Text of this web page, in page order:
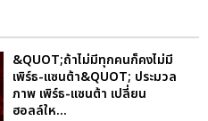
&QUOT;ถ้าไม่มีทุกคนก็คงไม่มี
เพิร์ธ-แซนต้า&QUOT; ประมวล
ภาพ เพิร์ธ-แซนต้า เปลี่ยน
ฮอลล์ให...